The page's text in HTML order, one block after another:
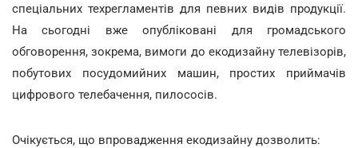
спеціальних техрегламентів для певних видів продукції.
На сьогодні вже опубліковані для громадського
обговорення, зокрема, вимоги до екодизайну телевізорів,
побутових посудомийних машин, простих приймачів
цифрового телебачення, пилососів.
Очікується, що впровадження екодизайну дозволить: